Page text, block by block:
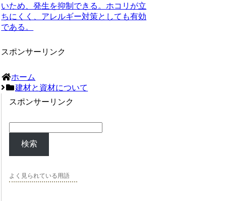
いため、発生を抑制できる。ホコリが立
ちにくく、アレルギー対策としても有効
である。
スポンサーリンク
ホーム
建材と資材について
スポンサーリンク
検索
よく見られている用語